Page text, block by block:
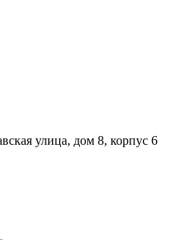
улица, дом 8, корпус 6